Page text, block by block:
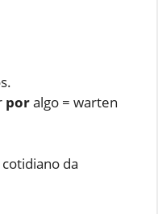
poralgo = warten
da